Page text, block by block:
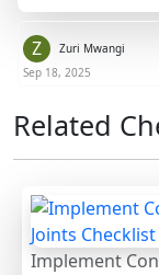
Z
Zuri Mwangi
Sep 18, 2025
Related
Implement